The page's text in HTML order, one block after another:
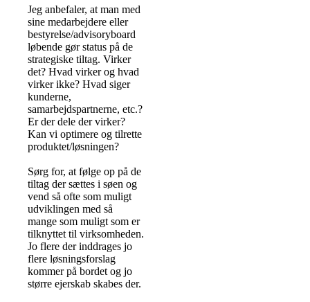
Jeg anbefaler, at man med
sine medarbejdere eller
bestyrelse/advisoryboard
løbende gør status på de
strategiske tiltag. Virker
det? Hvad virker og hvad
virker ikke? Hvad siger
kunderne,
samarbejdspartnerne, etc.?
Er der dele der virker?
Kan vi optimere og tilrette
produktet/løsningen?
Sørg for, at følge op på de
tiltag der sættes i søen og
vend så ofte som muligt
udviklingen med så
mange som muligt som er
tilknyttet til virksomheden.
Jo flere der inddrages jo
flere løsningsforslag
kommer på bordet og jo
større ejerskab skabes der.